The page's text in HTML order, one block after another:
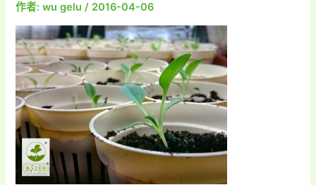
作者:wu gelu/ 2016-04-06